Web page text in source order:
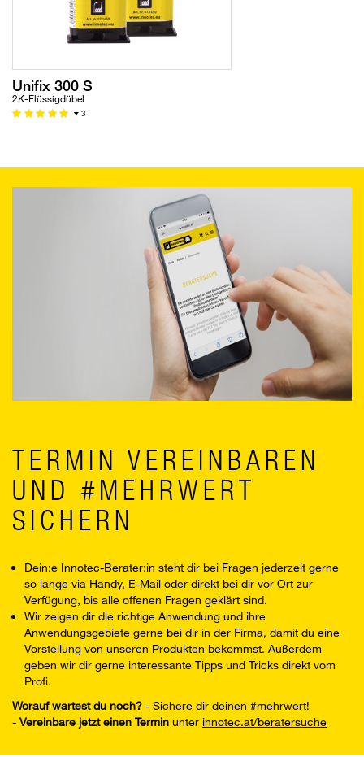
Unifix 300 S
2K-Flüssigdübel
3
TERMIN VEREINBAREN
UND #MEHRWERT
SICHERN
Dein:e Innotec-Berater:in steht dir bei Fragen jederzeit gerne
so lange via Handy, E-Mail oder direkt bei dir vor Ort zur
Verfügung, bis alle offenen Fragen geklärt sind.
Wir zeigen dir die richtige Anwendung und ihre
Anwendungsgebiete gerne bei dir in der Firma, damit du eine
Vorstellung von unseren Produkten bekommst. Außerdem
geben wir dir gerne interessante Tipps und Tricks direkt vom
Profi.
Worauf wartest du noch? - Sichere dir deinen #mehrwert!
- Vereinbare jetzt einen Termin unter innotec.at/beratersuche